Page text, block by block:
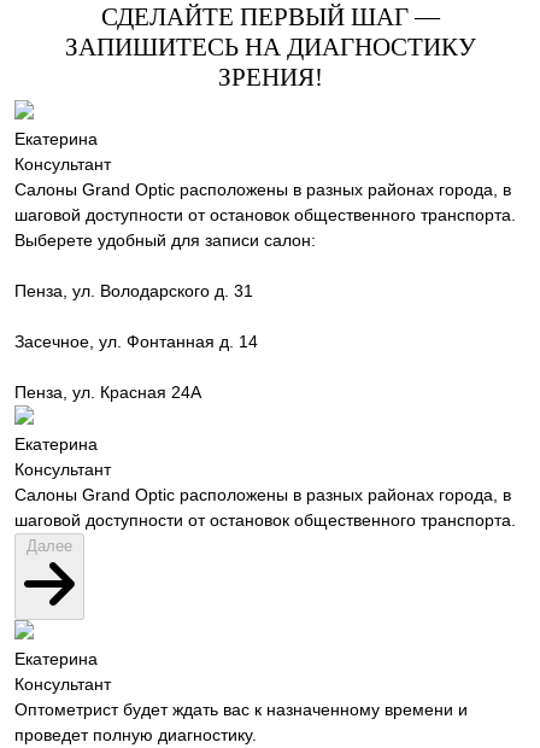
СДЕЛАЙТЕ ПЕРВЫЙ ШАГ —
ЗАПИШИТЕСЬ НА ДИАГНОСТИКУ
ЗРЕНИЯ!
Екатерина
Консультант
Салоны Grand Optic расположены в разных районах города, в
шаговой доступности от остановок общественного транспорта.
Выберете удобный для записи салон:
Пенза, ул. Володарского д. 31
Засечное, ул. Фонтанная д. 14
Пенза, ул. Красная 24А
Екатерина
Консультант
Салоны Grand Optic расположены в разных районах города, в
шаговой доступности от остановок общественного транспорта.
Далее
Екатерина
Консультант
Оптометрист будет ждать вас к назначенному времени и
проведет полную диагностику.